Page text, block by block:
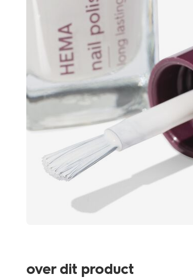
over dit product